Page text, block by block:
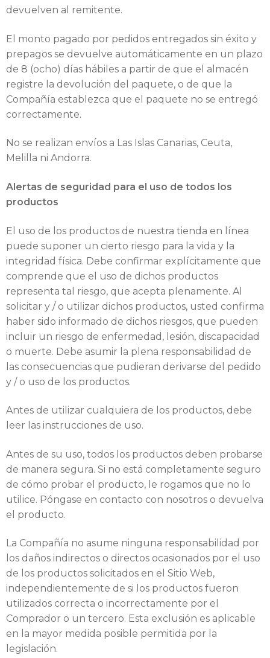
devuelven al remitente.
El monto pagado por pedidos entregados sin éxito y
prepagos se devuelve automáticamente en un plazo
de 8 (ocho) días hábiles a partir de que el almacén
registre la devolución del paquete, o de que la
Compañía establezca que el paquete no se entregó
correctamente.
No se realizan envíos a Las Islas Canarias, Ceuta,
Melilla ni Andorra.
Alertas de seguridad para el uso de todos los
productos
El uso de los productos de nuestra tienda en línea
puede suponer un cierto riesgo para la vida y la
integridad física. Debe confirmar explícitamente que
comprende que el uso de dichos productos
representa tal riesgo, que acepta plenamente. Al
solicitar y / o utilizar dichos productos, usted confirma
haber sido informado de dichos riesgos, que pueden
incluir un riesgo de enfermedad, lesión, discapacidad
o muerte. Debe asumir la plena responsabilidad de
las consecuencias que pudieran derivarse del pedido
y / o uso de los productos.
Antes de utilizar cualquiera de los productos, debe
leer las instrucciones de uso.
Antes de su uso, todos los productos deben probarse
de manera segura. Si no está completamente seguro
de cómo probar el producto, le rogamos que no lo
utilice. Póngase en contacto con nosotros o devuelva
el producto.
La Compañía no asume ninguna responsabilidad por
los daños indirectos o directos ocasionados por el uso
de los productos solicitados en el Sitio Web,
independientemente de si los productos fueron
utilizados correcta o incorrectamente por el
Comprador o un tercero. Esta exclusión es aplicable
en la mayor medida posible permitida por la
legislación.